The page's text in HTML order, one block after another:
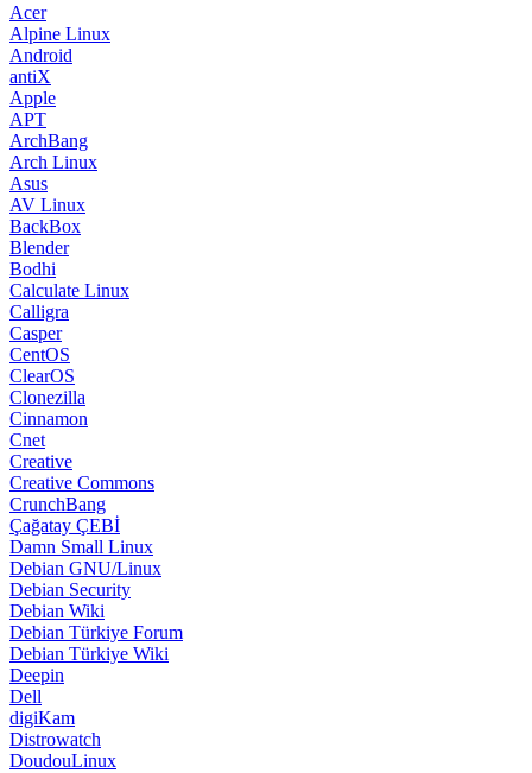
Acer
Alpine Linux
Android
antiX
Apple
APT
ArchBang
Arch Linux
Asus
AV Linux
BackBox
Blender
Bodhi
Calculate Linux
Calligra
Casper
CentOS
ClearOS
Clonezilla
Cinnamon
Cnet
Creative
Creative Commons
CrunchBang
Çağatay ÇEBİ
Damn Small Linux
Debian GNU/Linux
Debian Security
Debian Wiki
Debian Türkiye Forum
Debian Türkiye Wiki
Deepin
Dell
digiKam
Distrowatch
DoudouLinux